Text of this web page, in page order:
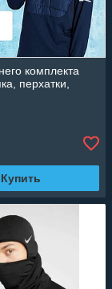
комплекта
перxатки,
Купить